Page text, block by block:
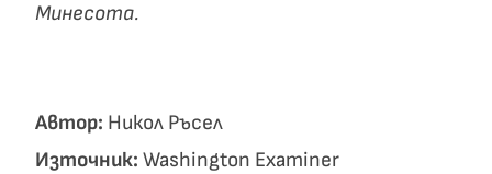
Минесота.
Автор: Никол Ръсел
Източник: Washington Examiner